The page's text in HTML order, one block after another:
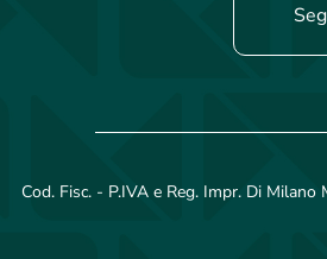
Cod. Fisc. - P.IVA e Reg. Impr. Di